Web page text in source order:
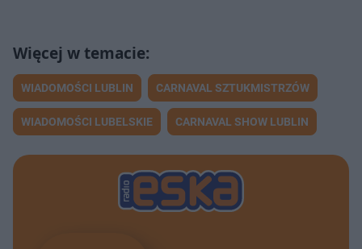
WIADOMOŚCI LUBLIN CARNAVAL SZTUKMISTRZÓW
WIADOMOŚCI LUBELSKIE CARNAVAL SHOW LUBLIN